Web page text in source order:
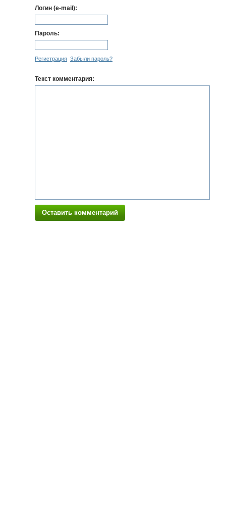
Логин (e-mail):
Пароль:
Регистрация Забыли пароль?
Текст комментария:
Оставить комментарий